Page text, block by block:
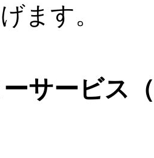
ます。
サービス